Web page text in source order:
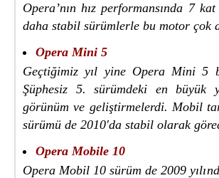
Opera’nın hız performansında 7
daha stabil sürümlerle bu motor çok
Opera Mini 5
Geçtiğimiz yıl yine Opera Mini 5
Şüphesiz 5. sürümdeki en
görünüm ve geliştirmelerdi. Mobil
sürümü de 2010′da stabil olarak
Opera Mobile 10
Opera Mobil 10 sürüm de 2009